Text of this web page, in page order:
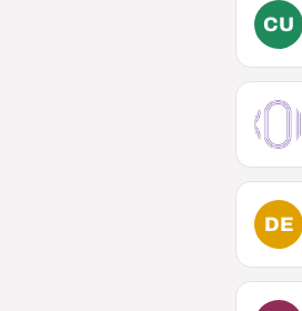
CU
DE